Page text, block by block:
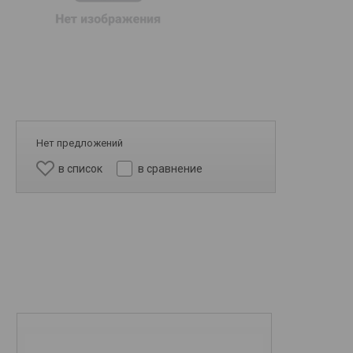
Нет предложений
в список в сравнение